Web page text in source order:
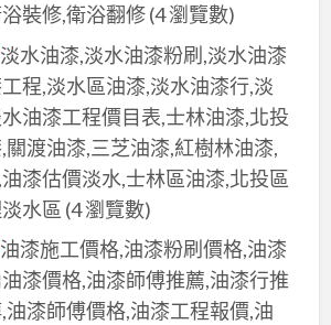
裝修,衛浴翻修(4 瀏覽數)
淡水油漆,淡水油漆粉刷,淡水油漆
程,淡水區油漆,淡水油漆行,淡
油漆工程價目表,士林油漆,北投
關渡油漆,三芝油漆,紅樹林油漆,
漆估價淡水,士林區油漆,北投區
水區 (4 瀏覽數)
油漆施工價格,油漆粉刷價格,油漆
漆價格,油漆師傅推薦,油漆行推
油漆師傅價格,油漆工程報價,油